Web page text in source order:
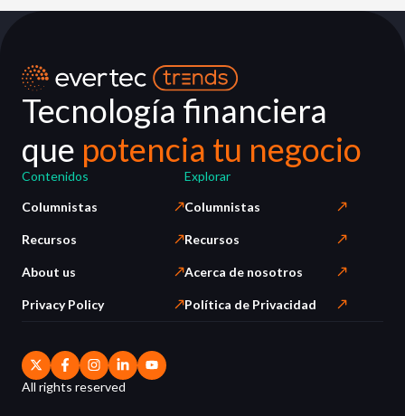
Tecnología financiera
que potencia tu negocio
Contenidos
Columnistas
Recursos
About us
Privacy Policy
Explorar
Columnistas
Recursos
Acerca de nosotros
Política de Privacidad
All rights reserved